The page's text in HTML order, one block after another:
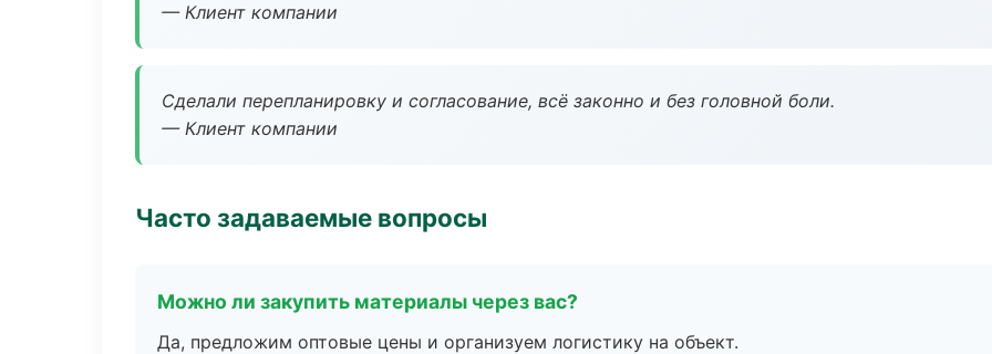
— Клиент компании
Сделали перепланировку и согласование, всё законно и без головной боли.
— Клиент компании
Часто задаваемые вопросы
Можно ли закупить материалы через вас?
Да, предложим оптовые цены и организуем логистику на объект.